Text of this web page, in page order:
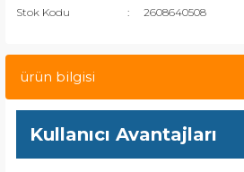
Stok Kodu
2608640508
ürün bilgisi
Kullanıcı Avantajları